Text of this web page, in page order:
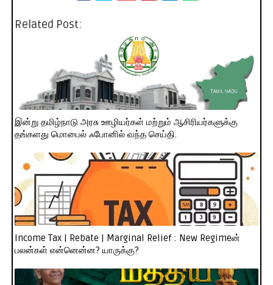
Related Post:
இன்று தமிழ்நாடு அரசு ஊழியர்கள் மற்றும் ஆசிரியர்களுக்கு
தங்களது மொபைல் ஃபோனில் வந்த செய்தி.
Income Tax | Rebate | Marginal Relief : New Regimeன்
பலன்கள் என்னென்ன? யாருக்கு?